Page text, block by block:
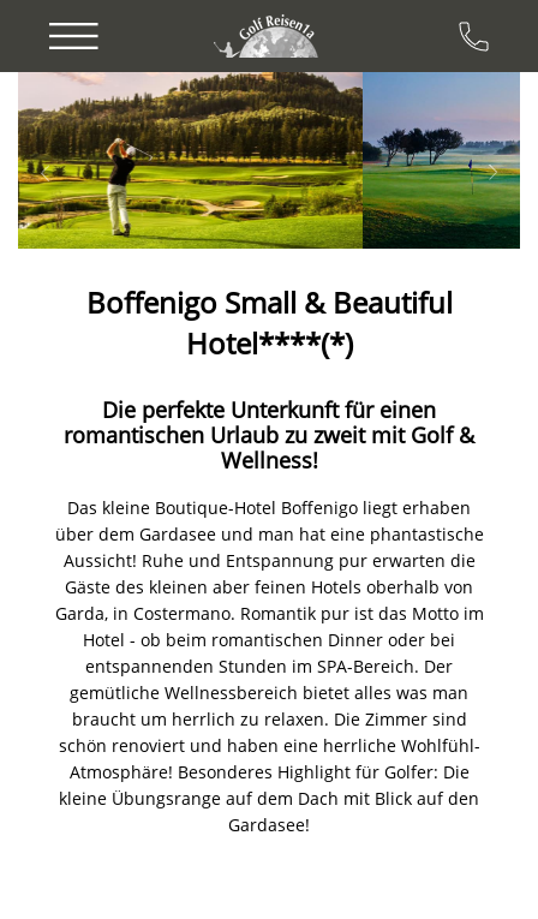
Previous
Boffenigo Small & Beautiful
Hotel****(*)
Die perfekte Unterkunft für einen
romantischen Urlaub zu zweit mit Golf &
Wellness!
Das kleine Boutique-Hotel Boffenigo liegt erhaben
über dem Gardasee und man hat eine phantastische
Aussicht! Ruhe und Entspannung pur erwarten die
Gäste des kleinen aber feinen Hotels oberhalb von
Garda, in Costermano. Romantik pur ist das Motto im
Hotel - ob beim romantischen Dinner oder bei
entspannenden Stunden im SPA-Bereich. Der
gemütliche Wellnessbereich bietet alles was man
braucht um herrlich zu relaxen. Die Zimmer sind
schön renoviert und haben eine herrliche Wohlfühl-
Atmosphäre! Besonderes Highlight für Golfer: Die
kleine Übungsrange auf dem Dach mit Blick auf den
Gardasee!